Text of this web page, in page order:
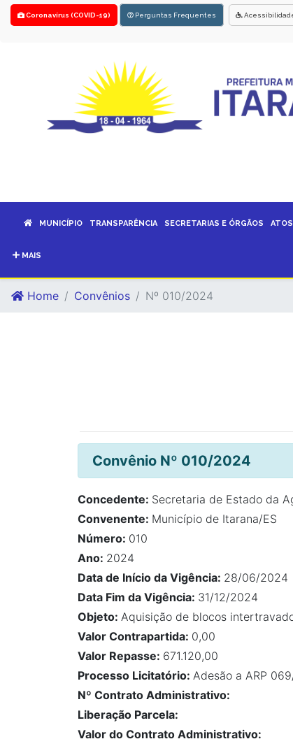
Coronavírus (COVID-19) Perguntas Frequentes
MUNICÍPIO TRANSPARÊNCIA SECRETARIAS E ÓRGÃOS
MAIS
Home Convênios Nº 010/2024
Convênio Nº 010/2024
Concedente: Secretaria de Estado da
Convenente: Município de Itarana/ES
Número: 010
Ano: 2024
Data de Início da Vigência: 28/06/2024
Data Fim da Vigência: 31/12/2024
Objeto: Aquisição de blocos
Valor Contrapartida: 0,00
Valor Repasse: 671.120,00
Processo Licitatório: Adesão a ARP
Nº Contrato Administrativo:
Liberação Parcela:
Valor do Contrato Administrativo: